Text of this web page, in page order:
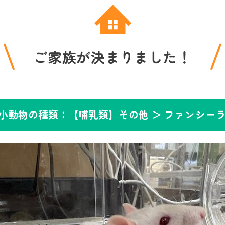
ご家族が決まりました！
動物の種類：【哺乳類】その他 ＞ ファンシー